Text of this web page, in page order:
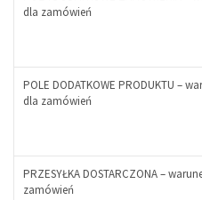
+
dla zamówień
+
POLE DODATKOWE PRODUKTU –
dla zamówień
PRZESYŁKA DOSTARCZONA –
zamówień